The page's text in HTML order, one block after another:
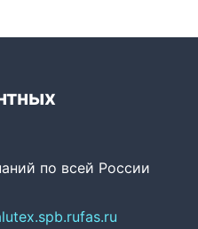
по всей России
fas.ru